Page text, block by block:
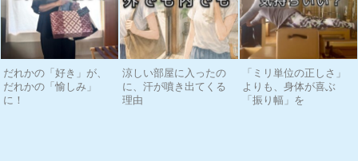
だれかの「好き」が、
だれかの「愉しみ」
に！
涼しい部屋に入ったの
に、汗が噴き出てくる
理由
「ミリ単位の正しさ」
よりも、身体が喜ぶ
「振り幅」を